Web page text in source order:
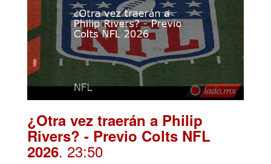
¿Otra vez traerán a Philip
Rivers? - Previo Colts NFL
2026. 23:50